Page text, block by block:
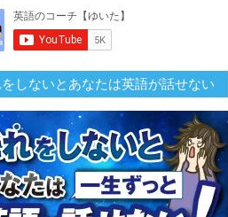
をしないとあなたは英語が話せない